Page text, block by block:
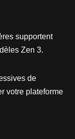
supportent
Zen 3.
de
votre plateforme